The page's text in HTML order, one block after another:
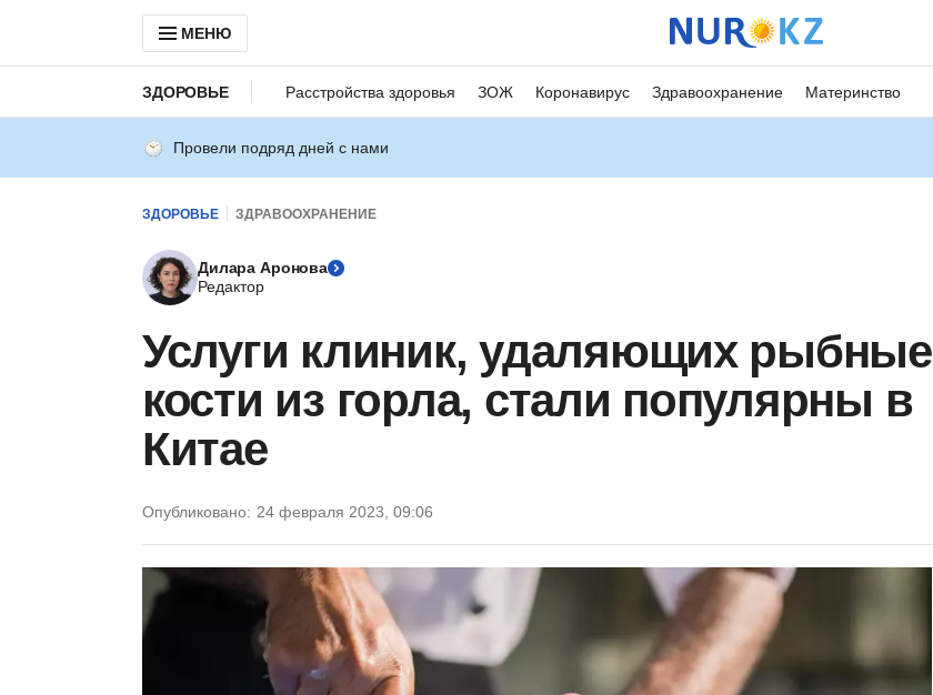
МЕНЮ
ЗДОРОВЬЕ Расстройства здоровья ЗОЖ Коронавирус Здравоохранение Материнство
Провели подряд дней с нами
ЗДОРОВЬЕ ЗДРАВООХРАНЕНИЕ
Дилара Аронова
Редактор
Услуги клиник, удаляющих рыбные
кости из горла, стали популярны в
Китае
Опубликовано: 24 февраля 2023, 09:06